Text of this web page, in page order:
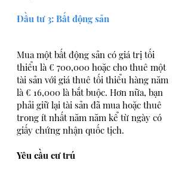
Đầu tư 3: Bất động sản
Mua một bất động sản có giá trị tối
thiểu là € 700,000 hoặc cho thuê một
tài sản với giá thuê tối thiểu hàng năm
là € 16,000 là bắt buộc. Hơn nữa, bạn
phải giữ lại tài sản đã mua hoặc thuê
trong ít nhất năm năm kể từ ngày có
giấy chứng nhận quốc tịch.
Yêu cầu cư trú